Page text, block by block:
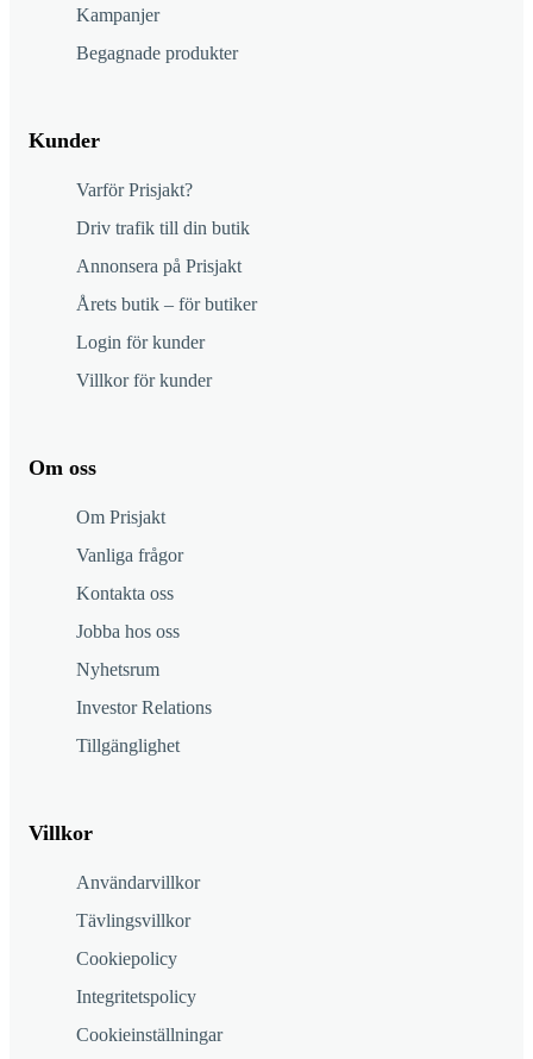
Kampanjer
Begagnade produkter
Kunder
Varför Prisjakt?
Driv trafik till din butik
Annonsera på Prisjakt
Årets butik – för butiker
Login för kunder
Villkor för kunder
Om oss
Om Prisjakt
Vanliga frågor
Kontakta oss
Jobba hos oss
Nyhetsrum
Investor Relations
Tillgänglighet
Villkor
Användarvillkor
Tävlingsvillkor
Cookiepolicy
Integritetspolicy
Cookieinställningar